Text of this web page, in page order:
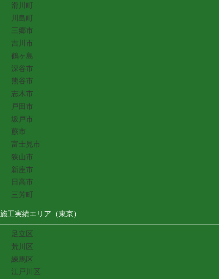
滑川町
川島町
三郷市
吉川市
鶴ヶ島
深谷市
熊谷市
志木市
戸田市
坂戸市
蕨市
富士見市
狭山市
新座市
日高市
三芳町
施工実績エリア（東京）
足立区
荒川区
練馬区
江戸川区